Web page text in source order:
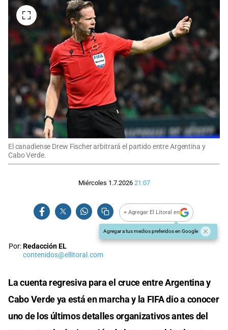
El canadiense Drew Fischer arbitrará el partido entre Argentina y
Cabo Verde.
Miércoles 1.7.2026 21:07
+ Agregar El Litoral en
Agregar a tus medios preferidos en Google
Por:Redacción EL
contenidos@ellitoral.com
La cuenta regresiva para el cruce entre Argentina y
Cabo Verde ya está en marcha y la FIFA dio a conocer
uno de los últimos detalles organizativos antes del